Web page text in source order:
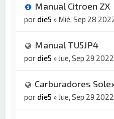
Manual Citroen ZX
por die5 » Mié, Sep 28
Manual TU5JP4
por die5 » Jue, Sep 29
Carburadores
por die5 » Jue, Sep 29